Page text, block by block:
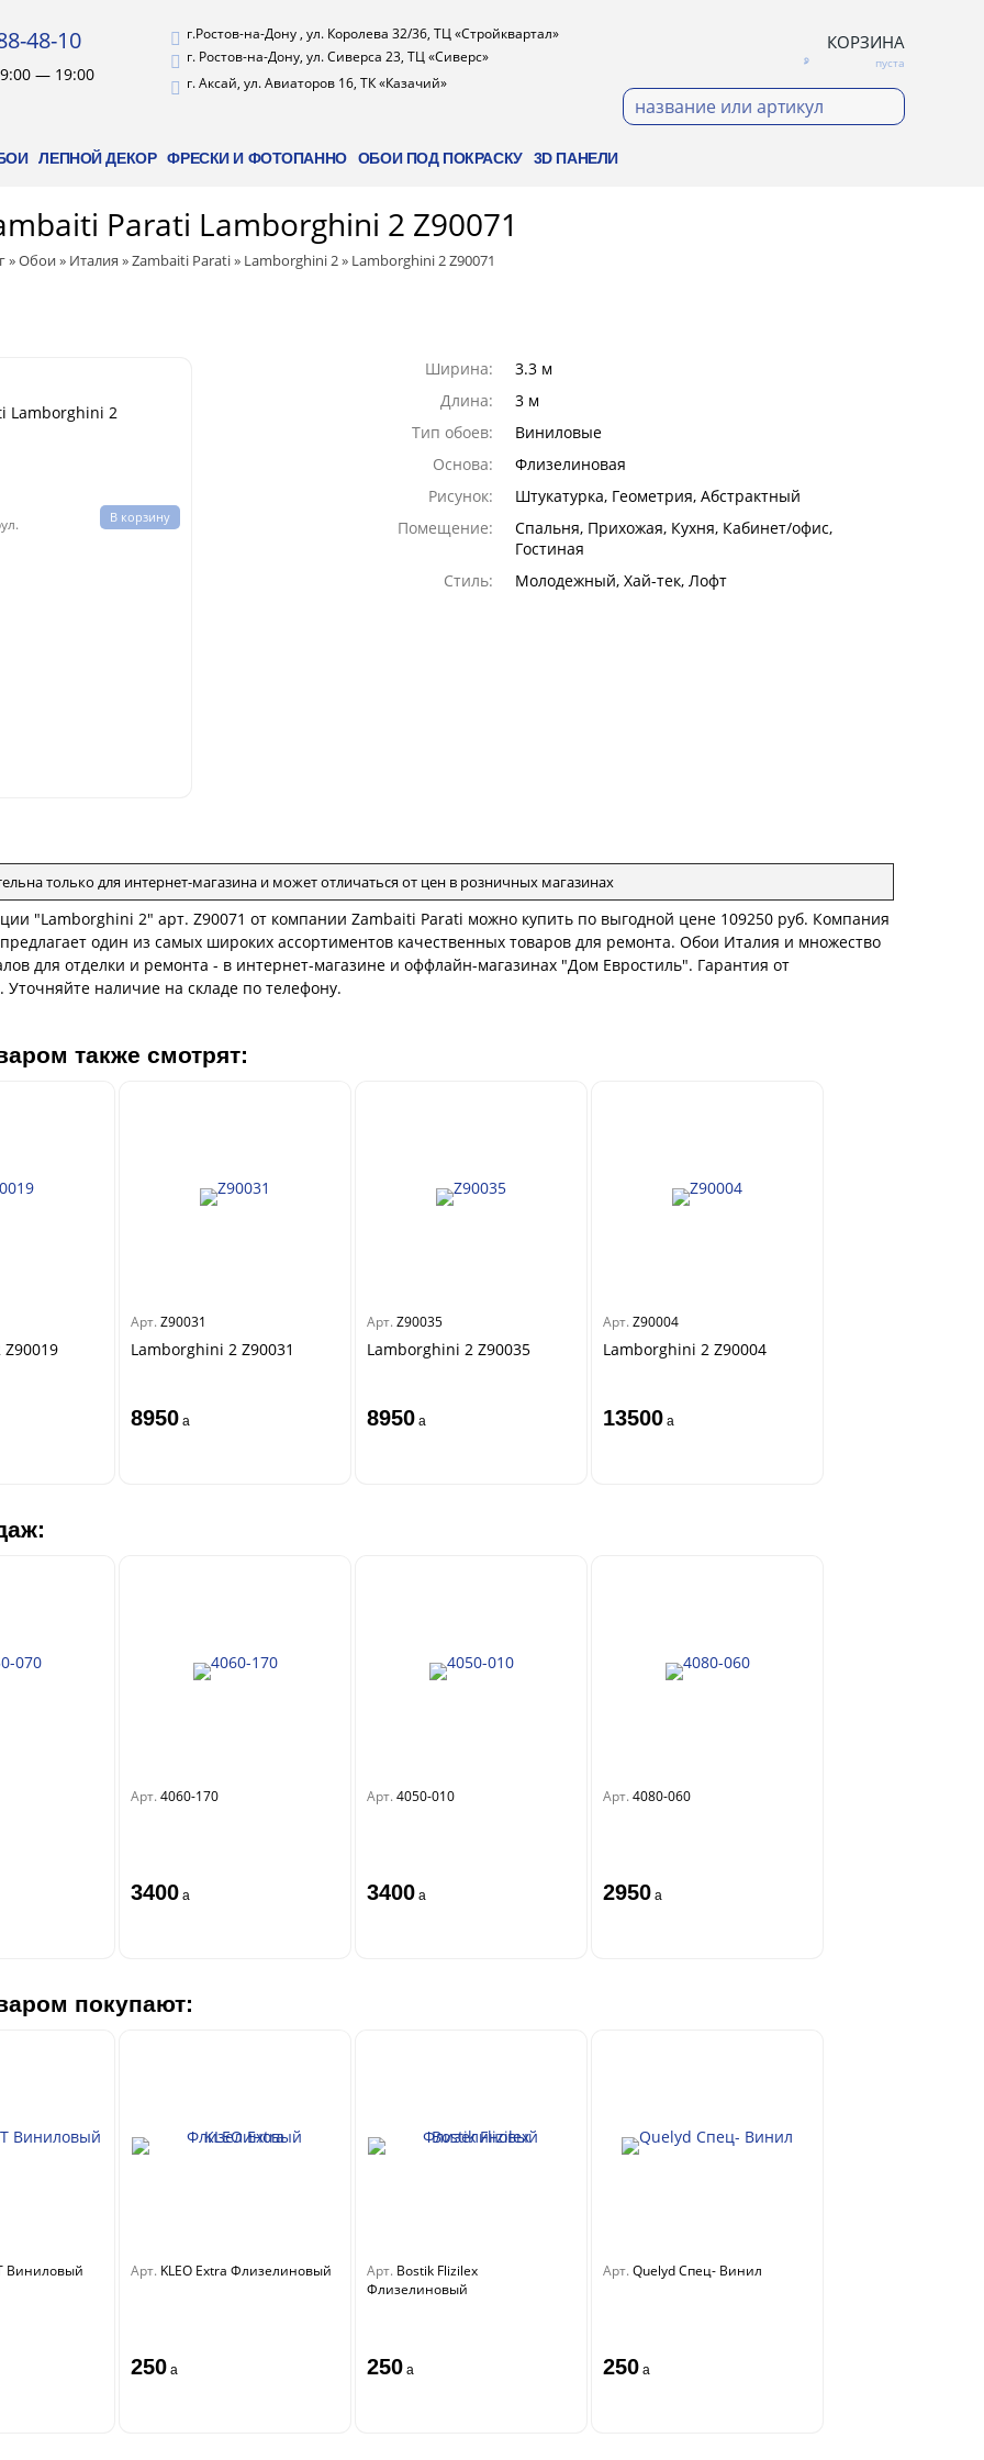
КОРЗИНА
пуста
48-10
— 19:00
г.Ростов-на-Дону , ул. Королева 32/36, ТЦ «Стройквартал»
г. Ростов-на-Дону, ул. Сиверса 23, ТЦ «Сиверс»
г. Аксай, ул. Авиаторов 16, ТК «Казачий»
ЛЕПНОЙ ДЕКОР ФРЕСКИ И ФОТОПАННО ОБОИ ПОД ПОКРАСКУ 3D ПАНЕЛИ
Parati Lamborghini 2 Z90071
»Обои» Италия »Zambaiti Parati» Lamborghini 2» Lamborghini 2 Z90071
Lamborghini 2
В корзину
Ширина:
3.3 м
Длина:
3 м
Тип обоев:
Виниловые
Основа:
Флизелиновая
Рисунок:
Штукатурка, Геометрия, Абстрактный
Помещение:
Спальня, Прихожая, Кухня, Кабинет/офис,
Гостиная
Стиль:
Молодежный, Хай-тек, Лофт
только для интернет-магазина и может отличаться от цен в розничных магазинах
"Lamborghini 2" арт. Z90071 от компании Zambaiti Parati можно купить по выгодной цене 109250 руб. Компания
один из самых широких ассортиментов качественных товаров для ремонта. Обои Италия и множество
для отделки и ремонта - в интернет-магазине и оффлайн-магазинах "Дом Евростиль". Гарантия от
Уточняйте наличие на складе по телефону.
также смотрят:
Арт. Z90031
Lamborghini 2 Z90031
8950 a
Арт. Z90035
Lamborghini 2 Z90035
8950 a
Арт. Z90004
Lamborghini 2 Z90004
13500 a
Арт. 4060-170
3400 a
Арт. 4050-010
3400 a
Арт. 4080-060
2950 a
покупают:
Виниловый Арт. KLEO Extra Флизелиновый
250 a
Арт. Bostik Flizilex
Флизелиновый
250 a
Арт. Quelyd Спец- Винил
250 a